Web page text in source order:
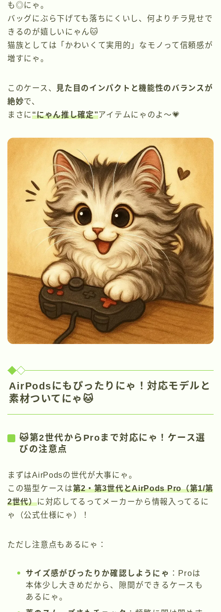
も◎にゃ。
バッグにぶら下げても落ちにくいし、何よりチラ見せで
きるのが嬉しいにゃん🐱
猫族としては「かわいくて実用的」なモノって信頼感が
増すにゃ。
このケース、
見た目のインパクトと機能性のバランスが
絶妙で、
まさに“にゃん推し確定”アイテムにゃのよ〜💗
AirPodsにもぴったりにゃ！対応モデルと
素材ついてにゃ🐱
🐱第2世代からProまで対応にゃ！ケース選
びの注意点
まずはAirPodsの世代が大事にゃ。
この猫型ケースは第2・第3世代とAirPods Pro（第1/第
2世代）に対応してるってメーカーから情報入ってるに
ゃ（公式仕様にゃ）！
ただし注意点もあるにゃ：
サイズ感がぴったりか確認しようにゃ ：Proは
本体少し大きめだから、隙間ができるケースも
あるにゃ。